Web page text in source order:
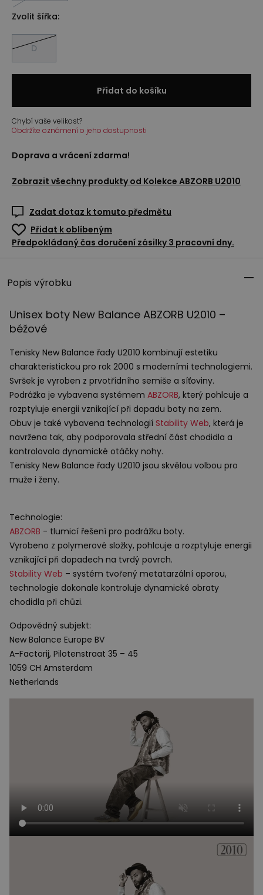
Zvolit šířka:
D
Přidat do košíku
Chybí vaše velikost?
Obdržíte oznámení o jeho dostupnosti
Doprava a vrácení zdarma!
Zobrazit všechny produkty od Kolekce ABZORB U2010
Zadat dotaz k tomuto předmětu
Přidat k oblíbeným
Předpokládaný čas doručení zásilky 3 pracovní dny.
Popis výrobku
Unisex boty New Balance ABZORB U2010 –
béžové
Tenisky New Balance řady U2010 kombinují estetiku
charakteristickou pro rok 2000 s moderními technologiemi.
Svršek je vyroben z prvotřídního semiše a síťoviny.
Podrážka je vybavena systémem ABZORB, který pohlcuje a
rozptyluje energii vznikající při dopadu boty na zem.
Obuv je také vybavena technologií Stability Web, která je
navržena tak, aby podporovala střední část chodidla a
kontrolovala dynamické otáčky nohy.
Tenisky New Balance řady U2010 jsou skvělou volbou pro
muže i ženy.
Technologie:
ABZORB - tlumicí řešení pro podrážku boty.
Vyrobeno z polymerové složky, pohlcuje a rozptyluje energii
vznikající při dopadech na tvrdý povrch.
Stability Web – systém tvořený metatarzální oporou,
technologie dokonale kontroluje dynamické obraty
chodidla při chůzi.
Odpovědný subjekt:
New Balance Europe BV
A-Factorij, Pilotenstraat 35 – 45
1059 CH Amsterdam
Netherlands